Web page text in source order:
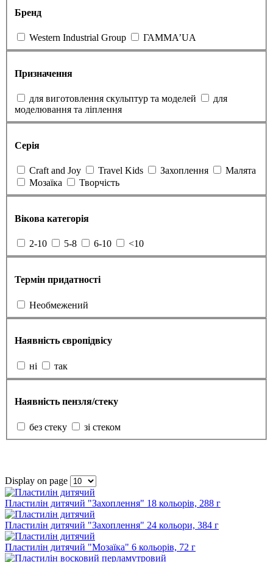
Бренд
Western Industrial Group ГАММА’UA
Призначення
для виготовлення скульптур та моделей
для
моделювання та ліплення
Серія
Craft and Joy Travel Kids Захоплення
Малята
Мозаїка
Творчість
Вікова категорія
2-10 5-8 6-10 <10
Термін придатності
Необмежений
Наявність європідвісу
ні так
Наявність пензля/стеку
без стеку зі стеком
Display on page
Пластилін дитячий "Захоплення" 18 кольорів, 288 г
Пластилін дитячий "Захоплення" 24 кольори, 384 г
Пластилін дитячий "Мозаїка" 6 кольорів, 72 г